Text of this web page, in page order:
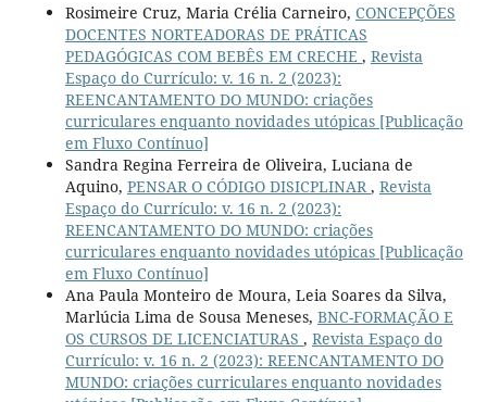
Rosimeire Cruz, Maria Crélia Carneiro, CONCEPÇÕES
DOCENTES NORTEADORAS DE PRÁTICAS
PEDAGÓGICAS COM BEBÊS EM CRECHE , Revista
Espaço do Currículo: v. 16 n. 2 (2023):
REENCANTAMENTO DO MUNDO: criações
curriculares enquanto novidades utópicas [Publicação
em Fluxo Contínuo]
Sandra Regina Ferreira de Oliveira, Luciana de
Aquino, PENSAR O CÓDIGO DISICPLINAR , Revista
Espaço do Currículo: v. 16 n. 2 (2023):
REENCANTAMENTO DO MUNDO: criações
curriculares enquanto novidades utópicas [Publicação
em Fluxo Contínuo]
Ana Paula Monteiro de Moura, Leia Soares da Silva,
Marlúcia Lima de Sousa Meneses, BNC-FORMAÇÃO E
OS CURSOS DE LICENCIATURAS , Revista Espaço do
Currículo: v. 16 n. 2 (2023): REENCANTAMENTO DO
MUNDO: criações curriculares enquanto novidades